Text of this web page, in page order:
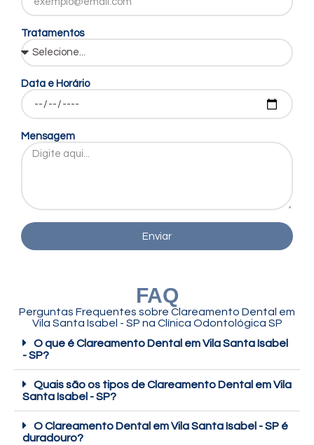
Tratamentos
Data e Horário
Mensagem
Enviar
FAQ
Perguntas Frequentes sobre Clareamento Dental em
Vila Santa Isabel - SP na Clínica Odontológica SP
O que é Clareamento Dental em Vila Santa Isabel
- SP?
Quais são os tipos de Clareamento Dental em Vila
Santa Isabel - SP?
O Clareamento Dental em Vila Santa Isabel - SP é
duradouro?